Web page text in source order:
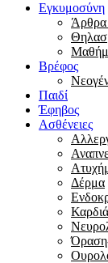
Εγκυμοσύνη
Βρέφος
Παιδί
Έφηβος
Ασθένειες
Δέρμα